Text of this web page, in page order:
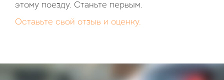
этому поезду. Станьте первым.
Оставьте свой отзыв и оценку.